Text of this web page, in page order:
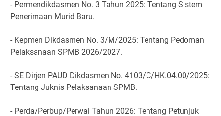
​- Permendikdasmen No. 3 Tahun 2025: Tentang Sistem
Penerimaan Murid Baru.
​- Kepmen Dikdasmen No. 3/M/2025: Tentang Pedoman
Pelaksanaan SPMB 2026/2027.
​- SE Dirjen PAUD Dikdasmen No. 4103/C/HK.04.00/2025:
Tentang Juknis Pelaksanaan SPMB.
​- Perda/Perbup/Perwal Tahun 2026: Tentang Petunjuk